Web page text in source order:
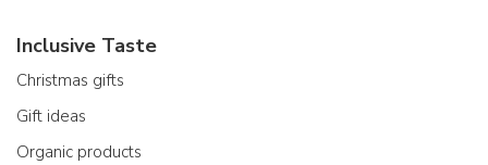
Inclusive Taste
Christmas gifts
Gift ideas
Organic products